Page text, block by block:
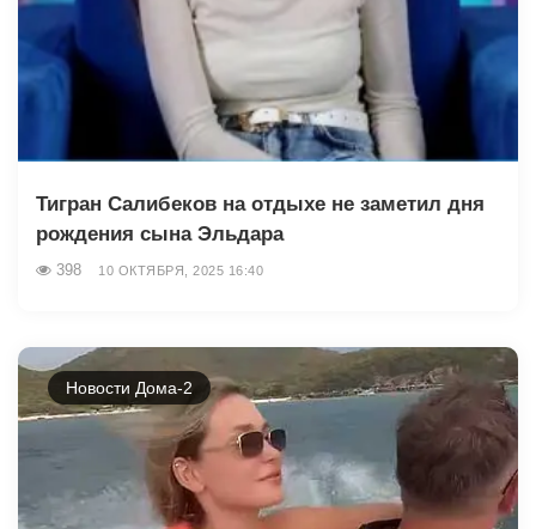
Тигран Салибеков на отдыхе не заметил дня
рождения сына Эльдара
398 10 ОКТЯБРЯ, 2025 16:40
Новости Дома-2